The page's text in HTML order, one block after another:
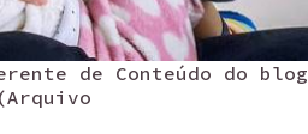
de Conteúdo do blog